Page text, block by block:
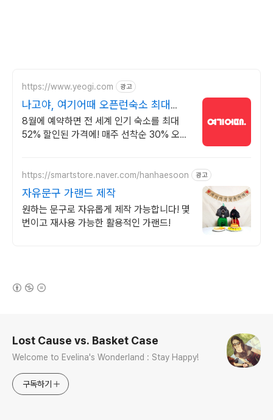
https://www.yeogi.com 광고
나고야, 여기어때 오픈런숙소 최대
81% 할인
8월에 예약하면 전 세계 인기 숙소를 최대
52% 할인된 가격에! 매주 선착순 30% 오픈
https://smartstore.naver.com/hanhaesoon 광고
자유문구 가랜드 제작
원하는 문구로 자유롭게 제작 가능합니다! 몇
번이고 재사용 가능한 활용적인 가랜드!
Lost Cause vs. Basket Case
Welcome to Evelina's Wonderland : Stay Happy!
구독하기